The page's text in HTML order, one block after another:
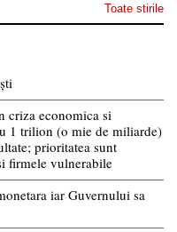
Toate stirile
criza economica si
1 trilion (o mie de miliarde)
prioritatea sunt
firmele vulnerabile
iar Guvernului sa